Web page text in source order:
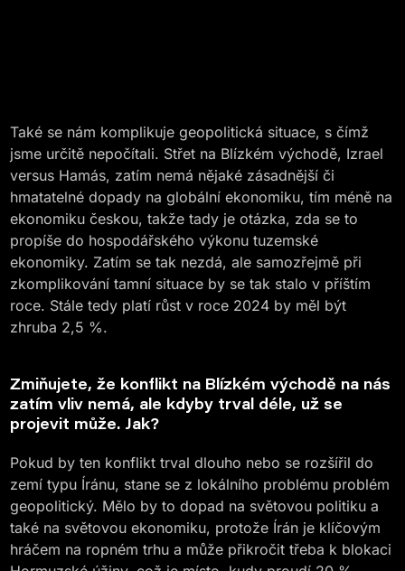
Také se nám komplikuje geopolitická situace, s čímž
jsme určitě nepočítali. Střet na Blízkém východě, Izrael
versus Hamás, zatím nemá nějaké zásadnější či
hmatatelné dopady na globální ekonomiku, tím méně na
ekonomiku českou, takže tady je otázka, zda se to
propíše do hospodářského výkonu tuzemské
ekonomiky. Zatím se tak nezdá, ale samozřejmě při
zkomplikování tamní situace by se tak stalo v příštím
roce. Stále tedy platí růst v roce 2024 by měl být
zhruba 2,5 %.
Zmiňujete, že konflikt na Blízkém východě na nás
zatím vliv nemá, ale kdyby trval déle, už se
projevit může. Jak?
Pokud by ten konflikt trval dlouho nebo se rozšířil do
zemí typu Íránu, stane se z lokálního problému problém
geopolitický. Mělo by to dopad na světovou politiku a
také na světovou ekonomiku, protože Írán je klíčovým
hráčem na ropném trhu a může přikročit třeba k blokaci